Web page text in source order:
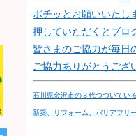
ポチッとお願いいたし
押していただくとブロ
皆さまのご協力が毎日
ご協力ありがとうござ
石川県金沢市の３代つづいてい
新築 、リフォーム、バリアフリ